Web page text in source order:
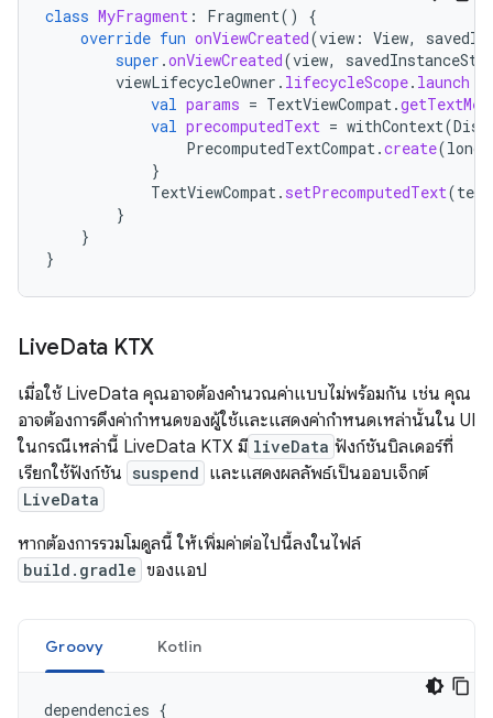
class MyFragment : Fragment()
{
override fun onViewCreated(view : View,
super .onViewCreated(view,
viewLifecycleOwner . lifecycleScope. launch
val params = TextViewCompat.
val precomputedText = withContext(
PrecomputedTextCompat.create(
}
TextViewCompat. setPrecomputedText(
}
}
}
LiveData KTX
เมื่อใช้ LiveData คุณอาจต้องคำนวณค่าแบบไม่พร้อมกัน เช่น คุณ
อาจต้องการดึงค่ากำหนดของผู้ใช้และแสดงค่ากำหนดเหล่านั้นใน UI
ในกรณีเหล่านี้ LiveData KTX มี liveData ฟังก์ชันบิลเดอร์ที่
เรียกใช้ฟังก์ชัน suspend และแสดงผลลัพธ์เป็นออบเจ็กต์
LiveData
หากต้องการรวมโมดูลนี้ ให้เพิ่มค่าต่อไปนี้ลงในไฟล์
build.gradle ของแอป
Groovy Kotlin
dependencies {